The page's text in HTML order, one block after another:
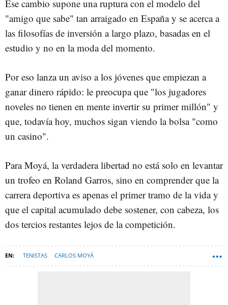
Ese cambio supone una ruptura con el modelo del
"amigo que sabe" tan arraigado en España y se acerca a
las filosofías de inversión a largo plazo, basadas en el
estudio y no en la moda del momento.
Por eso lanza un aviso a los jóvenes que empiezan a
ganar dinero rápido: le preocupa que "los jugadores
noveles no tienen en mente invertir su primer millón" y
que, todavía hoy, muchos sigan viendo la bolsa "como
un casino".
Para Moyá, la verdadera libertad no está solo en levantar
un trofeo en Roland Garros, sino en comprender que la
carrera deportiva es apenas el primer tramo de la vida y
que el capital acumulado debe sostener, con cabeza, los
dos tercios restantes lejos de la competición.
TENISTAS CARLOS MOYÁ